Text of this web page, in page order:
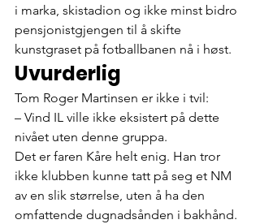
i marka, skistadion og ikke minst bidro
pensjonistgjengen til å skifte
kunstgraset på fotballbanen nå i høst.
Uvurderlig
Tom Roger Martinsen er ikke i tvil:
– Vind IL ville ikke eksistert på dette
nivået uten denne gruppa.
Det er faren Kåre helt enig. Han tror
ikke klubben kunne tatt på seg et NM
av en slik størrelse, uten å ha den
omfattende dugnadsånden i bakhånd.